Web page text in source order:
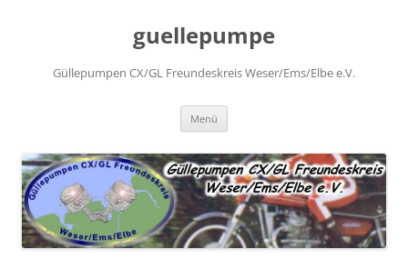
guellepumpe
Güllepumpen CX/GL Freundeskreis Weser/Ems/Elbe e.V.
Menü